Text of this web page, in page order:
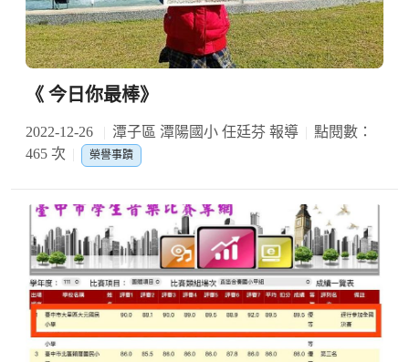
《 今日你最棒》
2022-12-26 潭子區 潭陽國小 任廷芬 報導
點閱數：
465 次
榮譽事蹟